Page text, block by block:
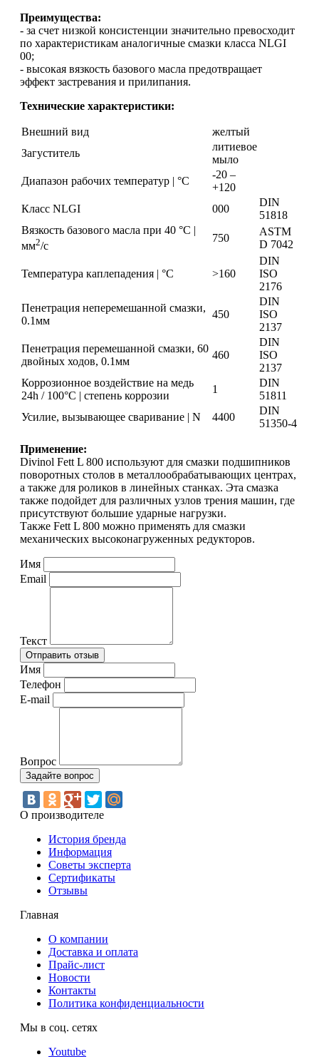
Преимущества:
- за счет низкой консистенции значительно превосходит
по характеристикам аналогичные смазки класса NLGI
00;
- высокая вязкость базового масла предотвращает
эффект застревания и прилипания.
Технические характеристики:
Внешний вид
желтый
Загуститель
литиевое
мыло
Диапазон рабочих температур | °С
-20 –
+120
Класс NLGI
000
DIN
51818
Вязкость базового масла при 40 °С |
мм2/с
750
ASTM
D 7042
Температура каплепадения | °С >160
DIN
ISO
2176
Пенетрация неперемешанной смазки,
0.1мм
450
DIN
ISO
2137
Пенетрация перемешанной смазки, 60
двойных ходов, 0.1мм
460
DIN
ISO
2137
Коррозионное воздействие на медь
24h / 100°C | степень коррозии
1
DIN
51811
Усилие, вызывающее сваривание | N
4400
DIN
51350-4
Применение:
Divinol Fett L 800 используют для смазки подшипников
поворотных столов в металлообрабатывающих центрах,
а также для роликов в линейных станках. Эта смазка
также подойдет для различных узлов трения машин, где
присутствуют большие ударные нагрузки.
Также Fett L 800 можно применять для смазки
механических высоконагруженных редукторов.
Имя
Email
Текст
Имя
Телефон
E-mail
Вопрос
О производителе
История бренда
Информация
Советы эксперта
Сертификаты
Отзывы
Главная
О компании
Доставка и оплата
Прайс-лист
Новости
Контакты
Политика конфиденциальности
Мы в соц. сетях
Youtube